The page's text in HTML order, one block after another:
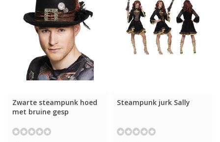
Zwarte steampunk hoed
met bruine gesp
Steampunk jurk Sally